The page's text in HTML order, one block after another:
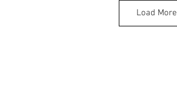
Load More